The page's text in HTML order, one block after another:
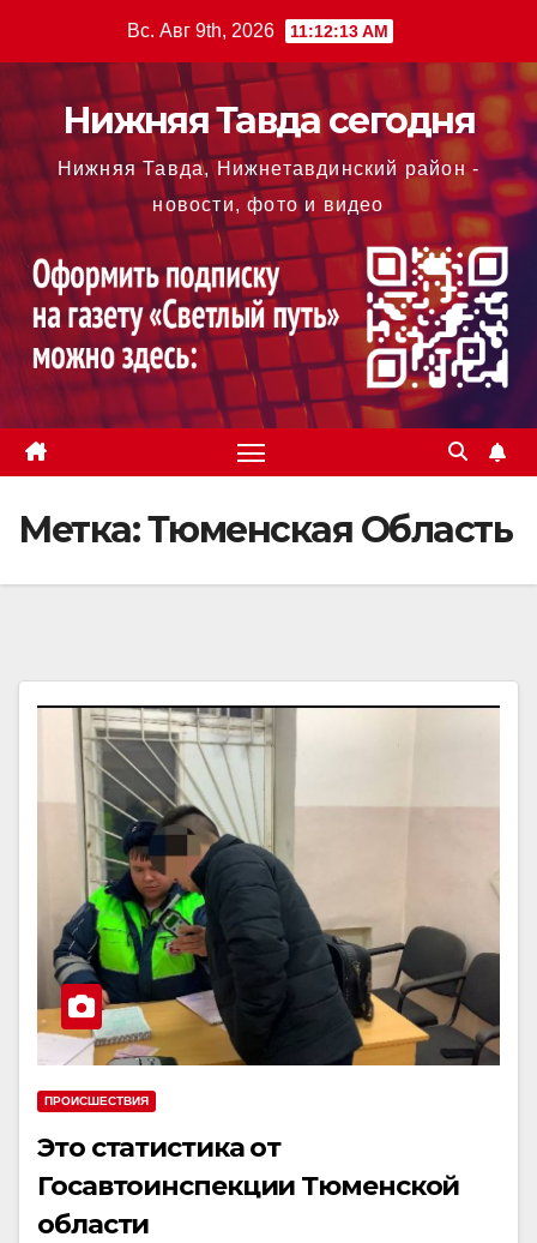
содержимому
Вс. Авг 9th, 2026 11:12:14 AM
Нижняя Тавда сегодня
Нижняя Тавда, Нижнетавдинский район -
новости, фото и видео
Метка:Тюменская Область
ПРОИСШЕСТВИЯ
Это статистика от
Госавтоинспекции Тюменской
области